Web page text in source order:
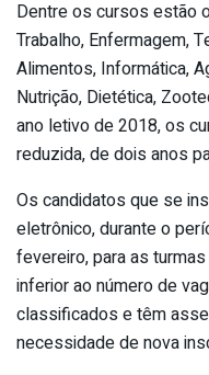
Dentre os cursos estão
Trabalho, Enfermagem,
Alimentos, Informática,
Nutrição, Dietética,
ano letivo de 2018, os
reduzida, de dois anos
Os candidatos que se
eletrônico, durante o
fevereiro, para as
inferior ao número de
classificados e têm
necessidade de nova